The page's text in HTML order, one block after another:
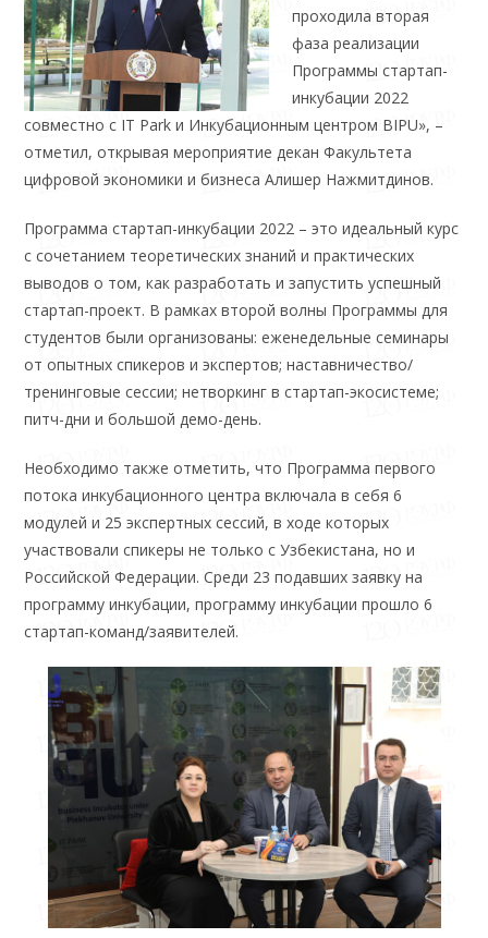
проходила вторая
фаза реализации
Программы стартап-
инкубации 2022
совместно с IT Park и Инкубационным центром BIPU», –
отметил, открывая мероприятие декан Факультета
цифровой экономики и бизнеса Алишер Нажмитдинов.
Программа стартап-инкубации 2022 – это идеальный курс
с сочетанием теоретических знаний и практических
выводов о том, как разработать и запустить успешный
стартап-проект. В рамках второй волны Программы для
студентов были организованы: еженедельные семинары
от опытных спикеров и экспертов; наставничество/
тренинговые сессии; нетворкинг в стартап-экосистеме;
питч-дни и большой демо-день.
Необходимо также отметить, что Программа первого
потока инкубационного центра включала в себя 6
модулей и 25 экспертных сессий, в ходе которых
участвовали спикеры не только с Узбекистана, но и
Российской Федерации. Среди 23 подавших заявку на
программу инкубации, программу инкубации прошло 6
стартап-команд/заявителей.